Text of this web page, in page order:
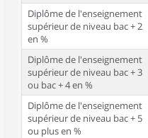
Diplôme de l'enseignement
supérieur de niveau bac + 2
en %
Diplôme de l'enseignement
supérieur de niveau bac + 3
ou bac + 4 en %
Diplôme de l'enseignement
supérieur de niveau bac + 5
ou plus en %